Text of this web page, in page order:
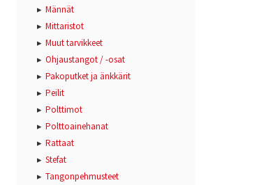
Männät
Mittaristot
Muut tarvikkeet
Ohjaustangot / -osat
Pakoputket ja änkkärit
Peilit
Polttimot
Polttoainehanat
Rattaat
Stefat
Tangonpehmusteet